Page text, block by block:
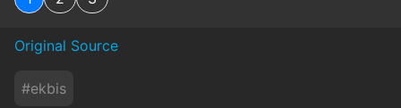
Original Source
#ekbis